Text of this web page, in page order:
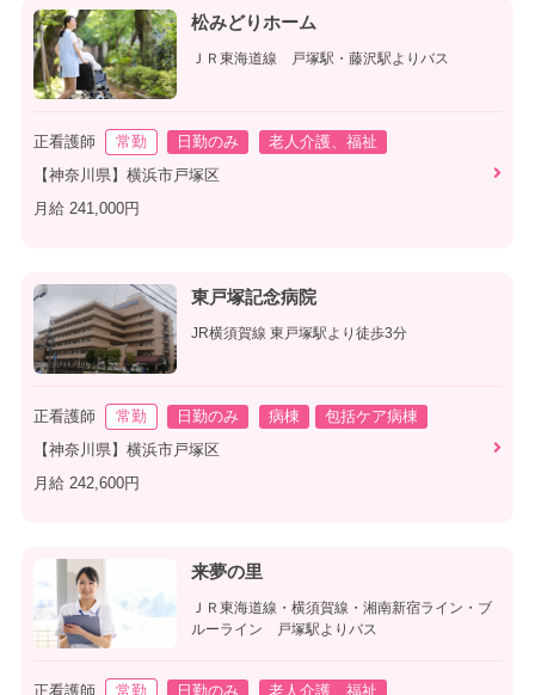
松みどりホーム
ＪＲ東海道線 戸塚駅・藤沢駅よりバス
正看護師 常勤 日勤のみ
老人介護、福祉
【神奈川県】横浜市戸塚区
月給 241,000円
東戸塚記念病院
JR横須賀線 東戸塚駅より徒歩3分
正看護師 常勤 日勤のみ 病棟
包括ケア病棟
【神奈川県】横浜市戸塚区
月給 242,600円
来夢の里
ＪＲ東海道線・横須賀線・湘南新宿ライン・ブ
ルーライン 戸塚駅よりバス